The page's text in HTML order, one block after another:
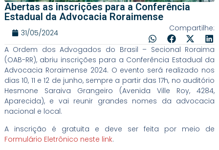
Abertas as inscrições para a Conferência
Estadual da Advocacia Roraimense
31/05/2024 Compartilhe:
A Ordem dos Advogados do Brasil – Secional Roraima
(OAB-RR), abriu inscrições para a Conferência Estadual da
Advocacia Roraimense 2024. O evento será realizado nos
dias 10, 11 e 12 de junho, sempre a partir das 17h, no auditório
Hesmone Saraiva Grangeiro (Avenida Ville Roy, 4284,
Aparecida), e vai reunir grandes nomes da advocacia
nacional e local.
A inscrição é gratuita e deve ser feita por meio de
Formulário Eletrônico neste link.